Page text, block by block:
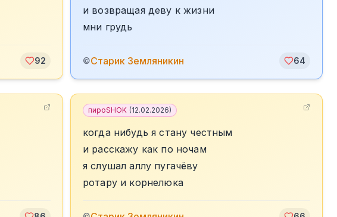
92
и возвращая деву к жизни
мни грудь
©Старик Земляникин 64
пироSHOK (12.02.2026)
когда нибудь я стану честным
и расскажу как по ночам
я слушал аллу пугачёву
ротару и корнелюка